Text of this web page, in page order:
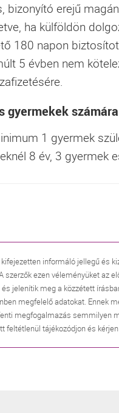
bizonyító erejű
ha külföldön
180 napon
5 évben nem
gyermekek
1 gyermek
8 év, 3 gyermek
informáló jellegű és
szerzők ezen véleményüket az
jelenítik meg a közzétett
megfelelő adatokat. Ennek
megfogalmazás semmilyen
feltétlenül tájékozódjon és